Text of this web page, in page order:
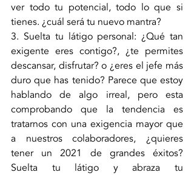
ver todo tu potencial, todo lo que si
tienes. ¿cuál será tu nuevo mantra?
3. Suelta tu látigo personal: ¿Qué tan
exigente eres contigo?, ¿te permites
descansar, disfrutar? o ¿eres el jefe más
duro que has tenido? Parece que estoy
hablando de algo irreal, pero esta
comprobando que la tendencia es
tratarnos con una exigencia mayor que
a nuestros colaboradores, ¿quieres
tener un 2021 de grandes éxitos?
Suelta tu látigo y abraza tu